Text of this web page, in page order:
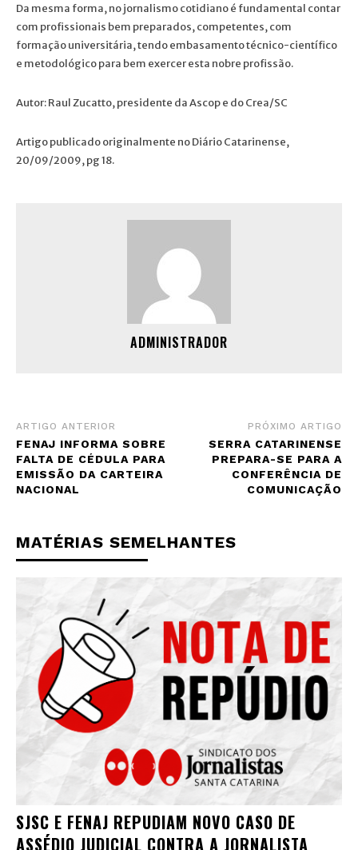
Da mesma forma, no jornalismo cotidiano é fundamental contar
com profissionais bem preparados, competentes, com
formação universitária, tendo embasamento técnico-científico
e metodológico para bem exercer esta nobre profissão.
Autor: Raul Zucatto, presidente da Ascop e do Crea/SC
Artigo publicado originalmente no Diário Catarinense,
20/09/2009, pg 18.
ADMINISTRADOR
ARTIGO ANTERIOR
FENAJ INFORMA SOBRE
FALTA DE CÉDULA PARA
EMISSÃO DA CARTEIRA
NACIONAL
PRÓXIMO ARTIGO
SERRA CATARINENSE
PREPARA-SE PARA A
CONFERÊNCIA DE
COMUNICAÇÃO
MATÉRIAS SEMELHANTES
SJSC E FENAJ REPUDIAM NOVO CASO DE
ASSÉDIO JUDICIAL CONTRA A JORNALISTA